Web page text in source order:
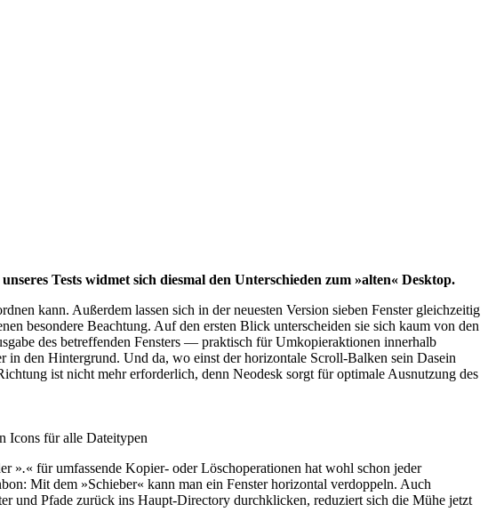
Tests widmet sich diesmal den Unterschieden zum »alten« Desktop.
kann. Außerdem lassen sich in der neuesten Version sieben Fenster gleichzeitig
besondere Beachtung. Auf den ersten Blick unterscheiden sie sich kaum von den
des betreffenden Fensters — praktisch für Umkopieraktionen innerhalb
in den Hintergrund. Und da, wo einst der horizontale Scroll-Balken sein Dasein
ist nicht mehr erforderlich, denn Neodesk sorgt für optimale Ausnutzung des
Icons für alle Dateitypen
».« für umfassende Kopier- oder Löschoperationen hat wohl schon jeder
Mit dem »Schieber« kann man ein Fenster horizontal verdoppeln. Auch
und Pfade zurück ins Haupt-Directory durchklicken, reduziert sich die Mühe jetzt